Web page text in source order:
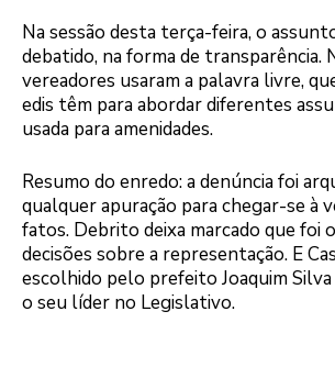
Na sessão desta terça-feira, o
debatido, na forma de transparência.
vereadores usaram a palavra livre,
edis têm para abordar diferentes
usada para amenidades.
Resumo do enredo: a denúncia foi
qualquer apuração para chegar-se à
fatos. Debrito deixa marcado que foi
decisões sobre a representação. E
escolhido pelo prefeito Joaquim Silva
o seu líder no Legislativo.